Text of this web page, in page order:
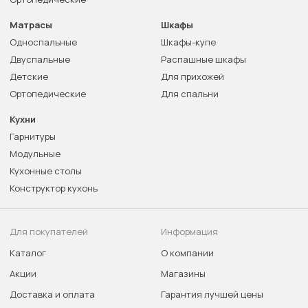
Матрасы
Односпальные
Двуспальные
Детские
Ортопедические
Шкафы
Шкафы-купе
Распашные шкафы
Для прихожей
Для спальни
Кухни
Гарнитуры
Модульные
Кухонные столы
Конструктор кухонь
Для покупателей
Каталог
Акции
Доставка и оплата
Информация
О компании
Магазины
Гарантия лучшей цены